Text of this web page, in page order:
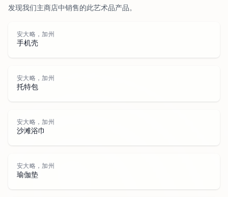
公园
道路
水域
发现我们主商店中销售的此艺术品产品。
安大略，加州
手机壳
安大略，加州
托特包
安大略，加州
沙滩浴巾
安大略，加州
瑜伽垫